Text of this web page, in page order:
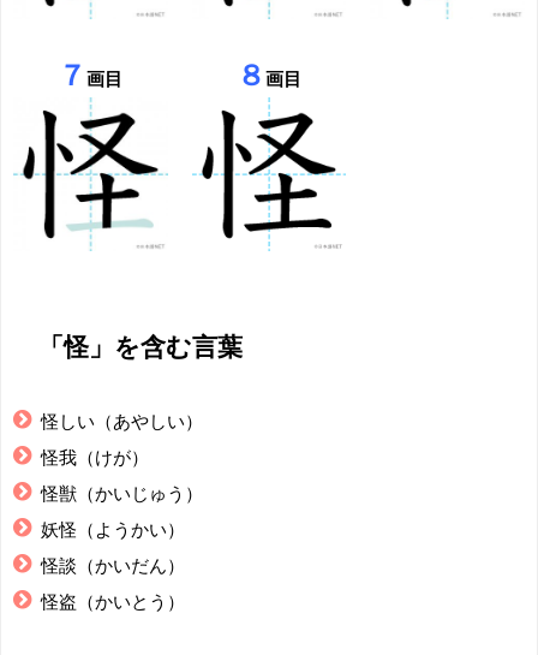
７画目 ８ 画目
「怪」を含む言葉
怪しい（あやしい）
怪我（けが）
怪獣（かいじゅう）
妖怪（ようかい）
怪談（かいだん）
怪盗（かいとう）